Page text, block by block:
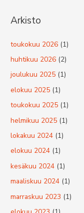
Arkisto
toukokuu 2026 (1)
huhtikuu 2026 (2)
joulukuu 2025 (1)
elokuu 2025 (1)
toukokuu 2025 (1)
helmikuu 2025 (1)
lokakuu 2024 (1)
elokuu 2024 (1)
kesäkuu 2024 (1)
maaliskuu 2024 (1)
marraskuu 2023 (1)